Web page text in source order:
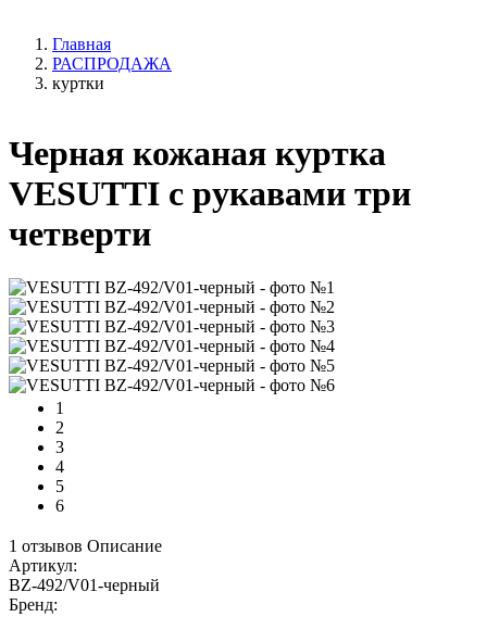
Главная
РАСПРОДАЖА
куртки
Черная кожаная куртка
VESUTTI с рукавами три
четверти
1
2
3
4
5
6
1 отзывов Описание
Артикул:
BZ-492/V01-черный
Бренд: